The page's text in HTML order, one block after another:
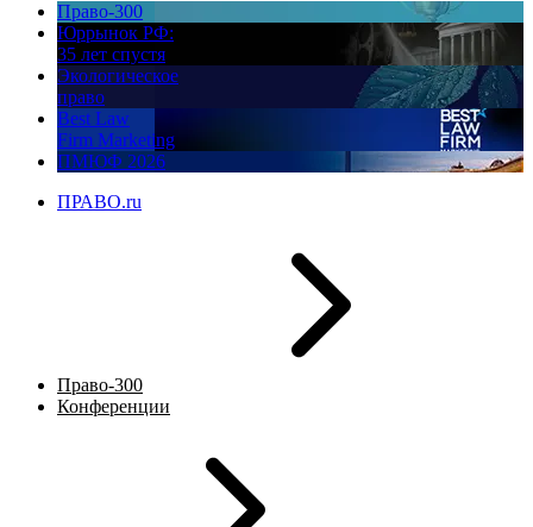
Право-300
Юррынок РФ:
35 лет спустя
Экологическое
право
Best Law
Firm Marketing
ПМЮФ 2026
ПРАВО.ru
Право-300
Конференции